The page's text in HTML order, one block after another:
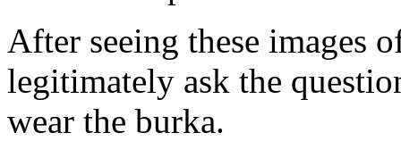
After seeing these images
legitimately ask the
wear the burka.